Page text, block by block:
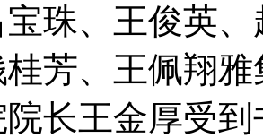
珠、王俊英
桂芳、王佩翔
长王金厚受